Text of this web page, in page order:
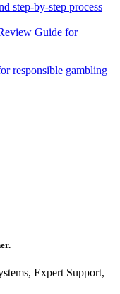
step-by-step process
Guide for
responsible gambling
Expert Support,